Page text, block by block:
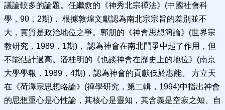
議論較多的論題。任繼愈的《神秀北宗禪法》(中國社會科
學，90，2期)， 根據敦煌文獻認為南北宗宗旨的差別並不
大，實質是政治地位之爭。郭朋的《神會思想簡論》(世界宗
教研究，1989，1期)， 認為神會在南北鬥爭中起了作用，但
不能估計過高。潘桂明的《也談神會在歷史上的地位》(南京
大學學報，1989，4期)，認為神會的貢獻低於惠能。 方立天
在《荷澤宗思想略論》(禪學研究，第二輯，1994)中指出神會
的思想重心是心性論，其核心是靈知，其含義是空寂之知、自